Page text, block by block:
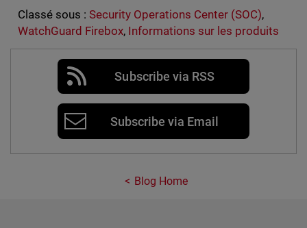
Classé sous : Security Operations Center (SOC),
WatchGuard Firebox, Informations sur les produits
Subscribe via RSS
Subscribe via Email
Blog Home